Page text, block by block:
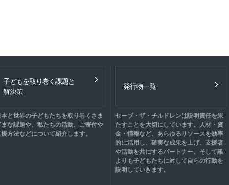
子どもを取り巻く課題と
解決策
本と世界の子どもたちを取り巻くさま
まな課題や、私たちの活動、ご寄付や
援方法などについて紹介します。
発行物一覧
セーブ・ザ・チルドレンは説明責任を果
たすことを大切にしています。人材・資
金・情報など、あらゆるリソースを効率
的に活用し、確実な成果を上げ、支援者
や活動を共にするパートナー、そして誰
よりも子どもたちに対して自らの行動を
説明していきます。